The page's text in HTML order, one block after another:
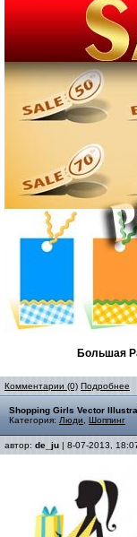
Большая
Комментарии (0) Подробнее
Shopping Girls Vector
Категория: Люди Шоппинг
автор: de_ju | 8-07-2013,